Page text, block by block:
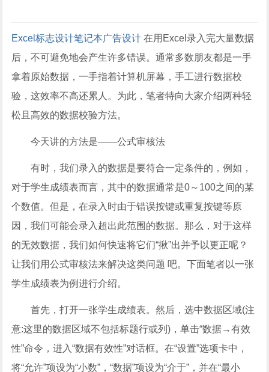
Excel标志设计笔记本广告设计 在用Excel录入完大量数据
后，不可避免地会产生许多错误。通常多数朋友都是一手
拿着原始数据，一手指着计算机屏幕，手工进行数据校
验，这效率不高还累人。为此，笔者特向大家介绍两种轻
松且高效的数据校验方法。
今天讲的方法是——公式审核法
有时，我们录入的数据是要符合一定条件的，例如，
对于学生成绩表而言，其中的数据通常是0～100之间的某
个数值。但是，在录入时由于错误按键或重复按键等原
因，我们可能会录入超出此范围的数据。那么，对于这样
的无效数据，我们如何快速将它们“揪”出并予以更正呢？
让我们用公式审核法来解决这类问题 吧。下面笔者以一张
学生成绩表为例进行介绍。
首先，打开一张学生成绩表。然后，选中数据区域(注
意:这里的数据区域不包括标题行或列)，单击“数据→有效
性”命令，进入“数据有效性”对话框。在“设置”选项卡中，
将“允许”项设为“小数”，“数据”项设为“介于”，并在“最小